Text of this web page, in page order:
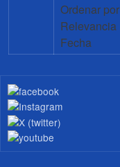
Ordenar por
Relevancia
Fecha